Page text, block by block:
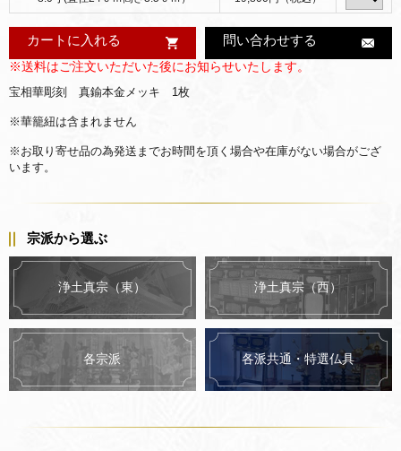
カートに入れる 問い合わせする
※送料はご注文いただいた後にお知らせいたします。
宝相華彫刻 真鍮本金メッキ 1枚
※華籠紐は含まれません
※お取り寄せ品の為発送までお時間を頂く場合や在庫がない場合がござ
います。
宗派から選ぶ
浄土真宗（東） 浄土真宗（西）
各宗派 各派共通・特選仏具